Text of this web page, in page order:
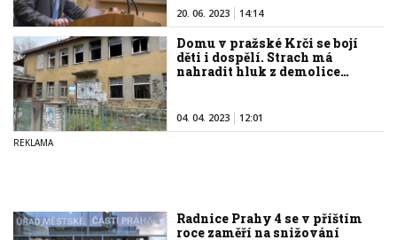
20. 06. 2023 14:14
Domu v pražské Krči se bojí
děti i dospělí. Strach má
nahradit hluk z demolice…
04. 04. 2023 12:01
Radnice Prahy 4 se v příštím
roce zaměří na snižování